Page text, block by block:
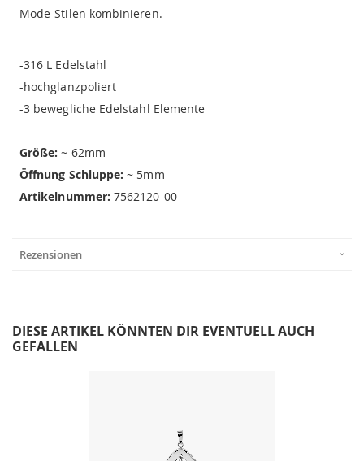
Mode-Stilen kombinieren.
-316 L Edelstahl
-hochglanzpoliert
-3 bewegliche Edelstahl Elemente
Größe: ~ 62mm
Öffnung Schluppe: ~ 5mm
Artikelnummer: 7562120-00
Rezensionen
DIESE ARTIKEL KÖNNTEN DIR EVENTUELL AUCH
GEFALLEN